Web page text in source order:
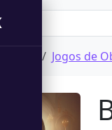
Jogos de